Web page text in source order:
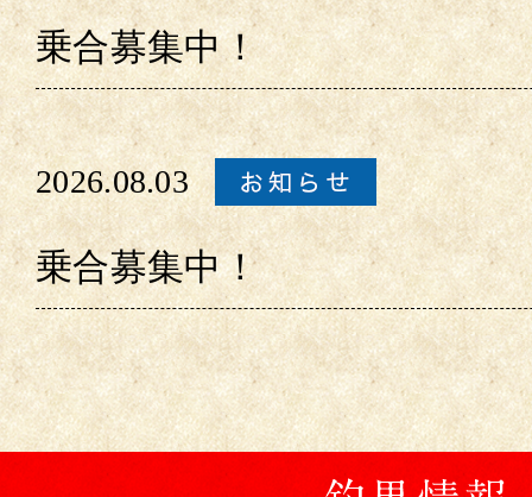
乗合募集中！
2026.08.03
乗合募集中！